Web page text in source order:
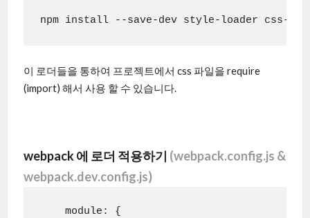
npm install --save-dev style-loader css-
이 로더들을 통하여 프로젝트에서 css 파일을 require
(import) 해서 사용 할 수 있습니다.
webpack 에 로더 적용하기 (webpack.config.js &
webpack.dev.config.js)
    module: {